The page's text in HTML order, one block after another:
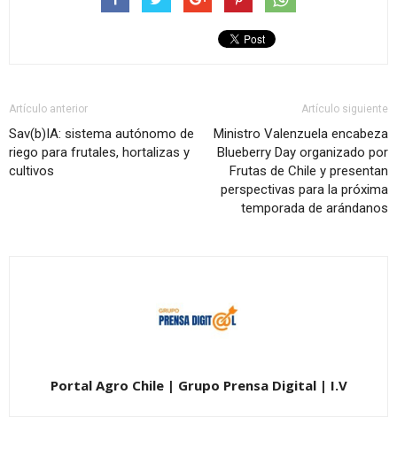
Artículo anterior
Sav(b)IA: sistema autónomo de
riego para frutales, hortalizas y
cultivos
Artículo siguiente
Ministro Valenzuela encabeza
Blueberry Day organizado por
Frutas de Chile y presentan
perspectivas para la próxima
temporada de arándanos
Portal Agro Chile | Grupo Prensa Digital | I.V